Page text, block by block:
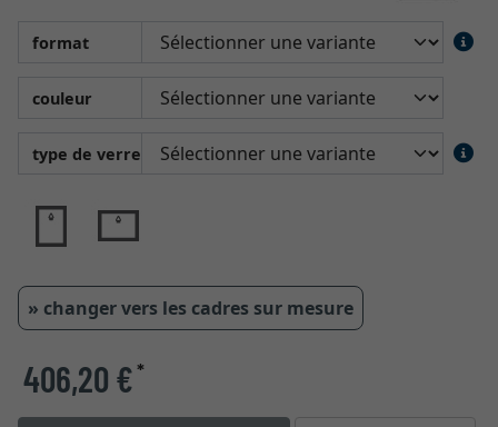
format
couleur
type de verre
» changer vers les cadres sur mesure
406,20 €*